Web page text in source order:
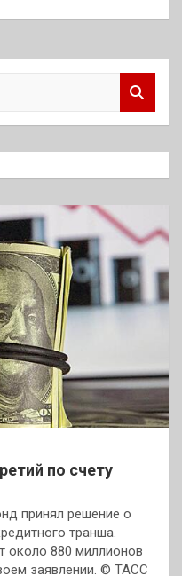
по счету
принял решение о
транша.
около 880 миллионов
заявлении. © ТАСС